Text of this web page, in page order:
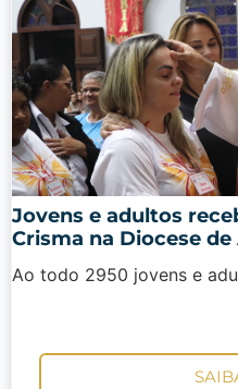
Jovens e adultos
Crisma na Diocese de
Ao todo 2950 jovens e